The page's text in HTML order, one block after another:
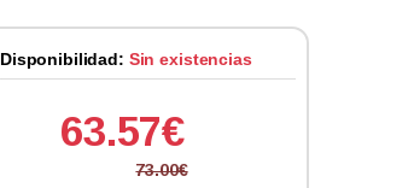
Disponibilidad: Sin existencias
63.57€
73.00€